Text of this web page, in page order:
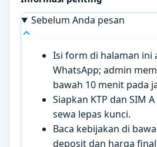
Sebelum Anda pesan
Isi form di halaman ini
WhatsApp; admin
bawah 10 menit pada
Siapkan KTP dan SIM
sewa lepas kunci.
Baca kebijakan di
deposit dan harga